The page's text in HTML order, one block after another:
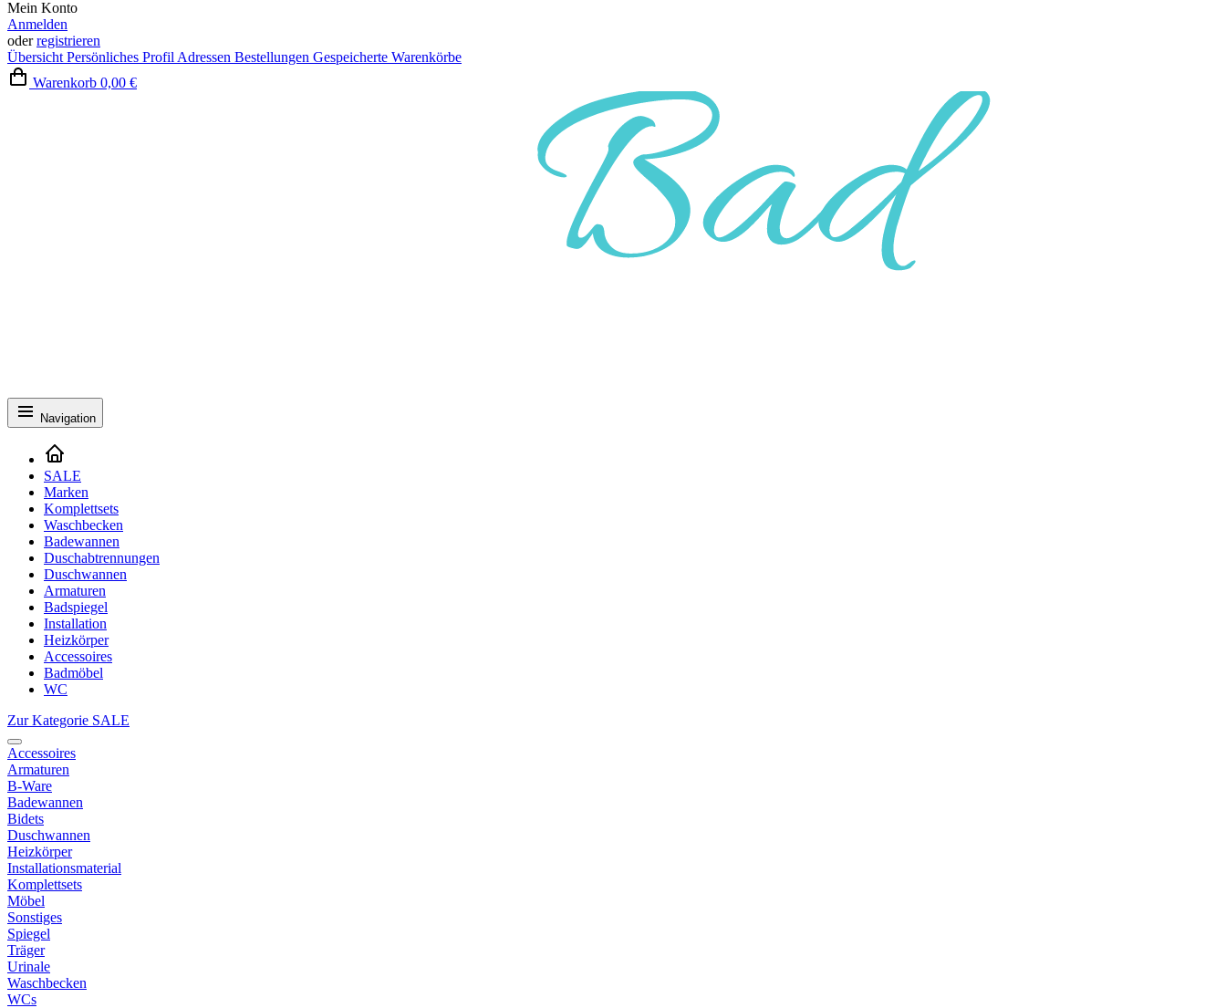
Mein Konto
Anmelden
oderregistrieren
Übersicht Persönliches Profil Adressen Bestellungen Gespeicherte Warenkörbe
Warenkorb 0,00 €
Navigation
SALE
Marken
Komplettsets
Waschbecken
Badewannen
Duschabtrennungen
Duschwannen
Armaturen
Badspiegel
Installation
Heizkörper
Accessoires
Badmöbel
WC
Zur Kategorie SALE
Accessoires
Armaturen
B-Ware
Badewannen
Bidets
Duschwannen
Heizkörper
Installationsmaterial
Komplettsets
Möbel
Sonstiges
Spiegel
Träger
Urinale
Waschbecken
WCs